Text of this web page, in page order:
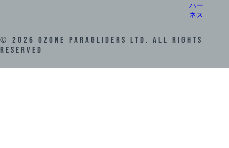
ハー
ネス
© 2026 Ozone Paragliders LTD. All Rights
Reserved